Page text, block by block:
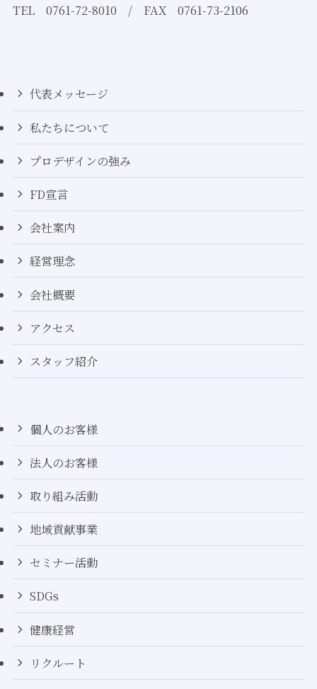
TEL 0761-72-8010 / FAX 0761-73-2106
代表メッセージ
私たちについて
プロデザインの強み
FD宣言
会社案内
経営理念
会社概要
アクセス
スタッフ紹介
個人のお客様
法人のお客様
取り組み活動
地域貢献事業
セミナー活動
SDGs
健康経営
リクルート